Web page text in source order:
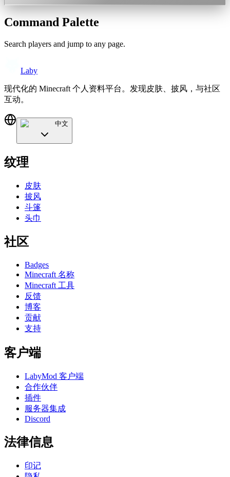
Command Palette
Search players and jump to any page.
Laby
现代化的 Minecraft 个人资料平台。发现皮肤、披风，与社区
互动。
中文
纹理
皮肤
披风
斗篷
头巾
社区
Badges
Minecraft 名称
Minecraft 工具
反馈
博客
贡献
支持
客户端
LabyMod 客户端
合作伙伴
插件
服务器集成
Discord
法律信息
印记